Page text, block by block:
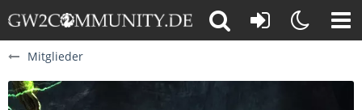
Mitglieder